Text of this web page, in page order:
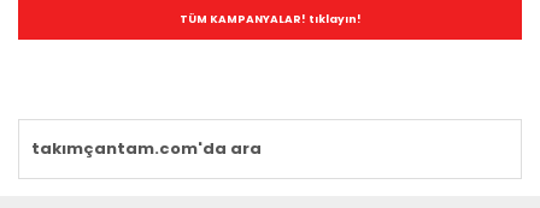
TÜM KAMPANYALAR! tıklayın!